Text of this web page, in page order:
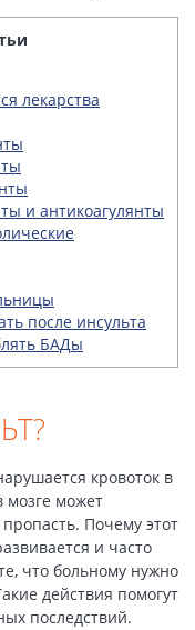
лекарства
и антикоагулянты
после инсульта
БАДы
кровоток в
мозге может
Почему этот
и часто
что больному нужно
действия помогут
последствий.